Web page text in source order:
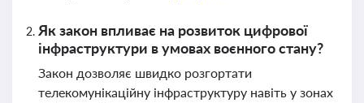
Як закон впливає на розвиток цифрової
інфраструктури в умовах воєнного стану?
Закон дозволяє швидко розгортати
телекомунікаційну інфраструктуру навіть у зонах